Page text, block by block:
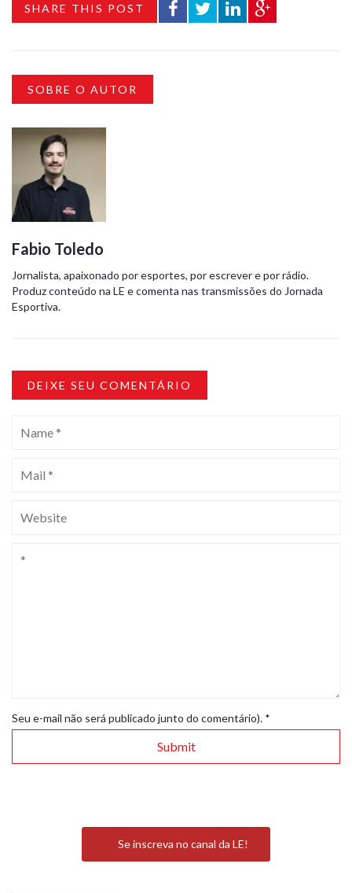
SHARE THIS POST
SOBRE O AUTOR
Fabio Toledo
Jornalista, apaixonado por esportes, por escrever e por rádio.
Produz conteúdo na LE e comenta nas transmissões do Jornada
Esportiva.
DEIXE SEU COMENTÁRIO
Seu e-mail não será publicado junto do comentário). *
Se inscreva no canal da LE!